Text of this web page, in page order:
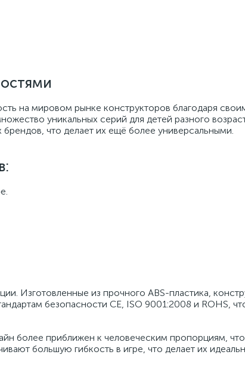
на мировом рынке конструкторов благодаря
уникальных серий для детей разного
что делает их ещё более универсальными.
Изготовленные из прочного ABS-пластика,
безопасности CE, ISO 9001:2008 и ROHS,
более приближен к человеческим пропорциям, что
большую гибкость в игре, что делает их